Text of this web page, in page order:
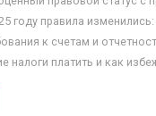
году правила
к счетам и
налоги платить и как